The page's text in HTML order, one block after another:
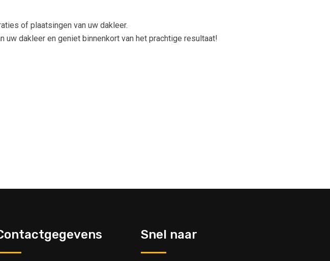
of plaatsingen van uw dakleer.
uw dakleer en geniet binnenkort van het prachtige resultaat!
Snel naar